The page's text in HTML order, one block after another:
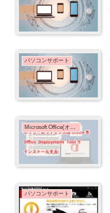
パソコンサポート
パソコンサポート